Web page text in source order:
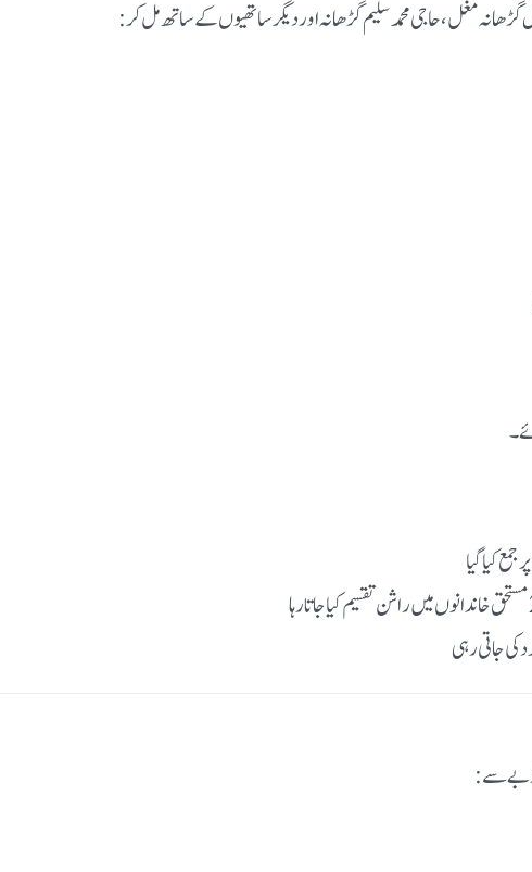
مغل، حاجی محمد سلیم گڑھانہ اور دیگر ساتھیوں کے ساتھ مل کر:
کیا گیا
کی جاتی رہی